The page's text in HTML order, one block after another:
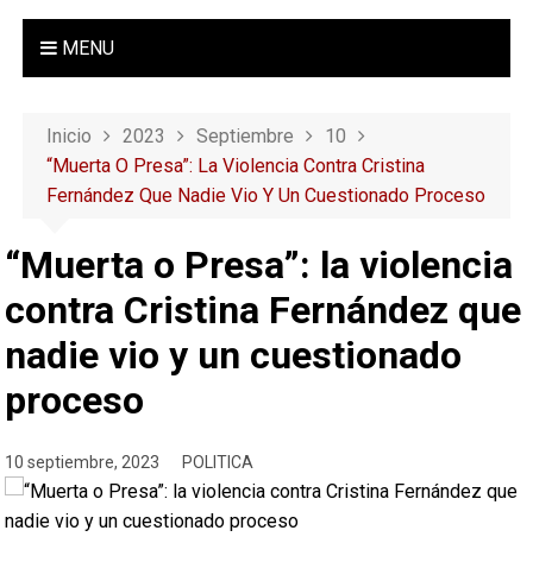
MENU
Inicio 2023 Septiembre
10
“Muerta O Presa”: La Violencia Contra Cristina
Fernández Que Nadie Vio Y Un Cuestionado Proceso
“Muerta o Presa”: la violencia
contra Cristina Fernández que
nadie vio y un cuestionado
proceso
10 septiembre, 2023 POLITICA